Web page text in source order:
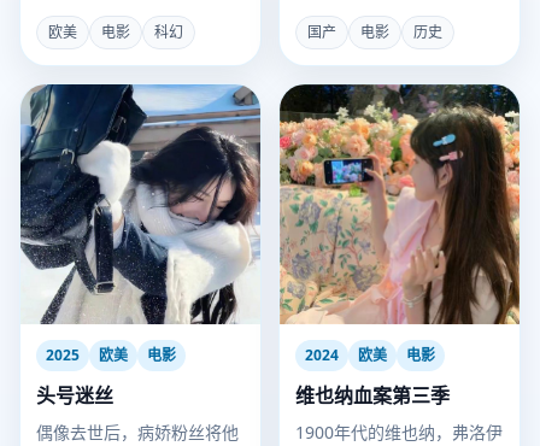
24小时”的人开始组队狂
欢，直到他们发现标记可以
转移。
欧美 电影 科幻
千余日伪军，全员殉国。
国产 电影 历史
2025 欧美 电影
头号迷丝
偶像去世后，病娇粉丝将他
2024 欧美 电影
维也纳血案第三季
1900年代的维也纳，弗洛伊